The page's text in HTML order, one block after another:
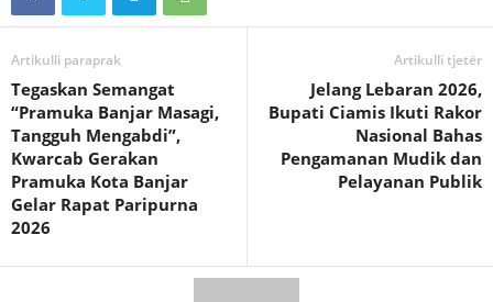
Artikulli paraprak
Tegaskan Semangat
“Pramuka Banjar Masagi,
Tangguh Mengabdi”,
Kwarcab Gerakan
Pramuka Kota Banjar
Gelar Rapat Paripurna
2026
Artikulli tjetër
Jelang Lebaran 2026,
Bupati Ciamis Ikuti Rakor
Nasional Bahas
Pengamanan Mudik dan
Pelayanan Publik